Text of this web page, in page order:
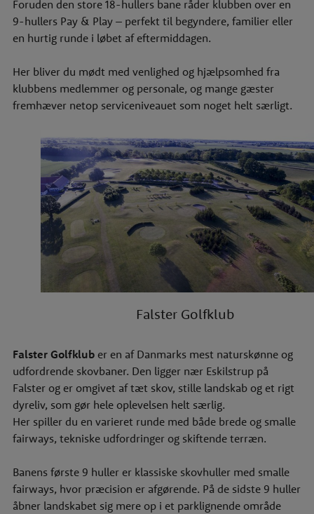
Foruden den store 18-hullers bane råder klubben over en
9-hullers Pay & Play – perfekt til begyndere, familier eller
en hurtig runde i løbet af eftermiddagen.
Her bliver du mødt med venlighed og hjælpsomhed fra
klubbens medlemmer og personale, og mange gæster
fremhæver netop serviceniveauet som noget helt særligt.
Falster Golfklub
Falster Golfkluber en af Danmarks mest naturskønne og
udfordrende skovbaner. Den ligger nær Eskilstrup på
Falster og er omgivet af tæt skov, stille landskab og et rigt
dyreliv, som gør hele oplevelsen helt særlig.
Her spiller du en varieret runde med både brede og smalle
fairways, tekniske udfordringer og skiftende terræn.
Banens første 9 huller er klassiske skovhuller med smalle
fairways, hvor præcision er afgørende. På de sidste 9 huller
åbner landskabet sig mere op i et parklignende område